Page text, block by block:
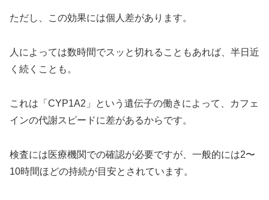
ただし、この効果には個人差があります。
人によっては数時間でスッと切れることもあれば、半日近
く続くことも。
これは「CYP1A2」という遺伝子の働きによって、カフェ
インの代謝スピードに差があるからです。
検査には医療機関での確認が必要ですが、一般的には2〜
10時間ほどの持続が目安とされています。